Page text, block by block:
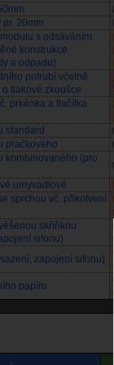
20mm
s odsáváním
konstrukce
a odpadu)
potrubí včetně
tlakové zkoušce
prkénka a tlačítka
standard
pračkového
kombinovaného (pro
umyvadlové
sprchou vč. přikotvení
skříňkou
sifonu)
zapojení sifonu)
papíru